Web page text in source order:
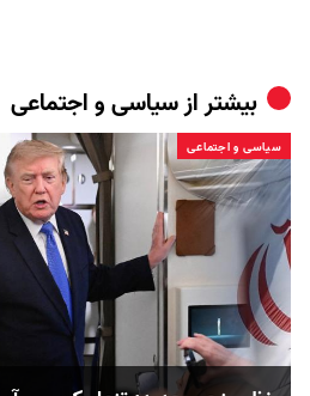
بیشتر ازسیاسی و اجتماعی
سیاسی و اجتماعی